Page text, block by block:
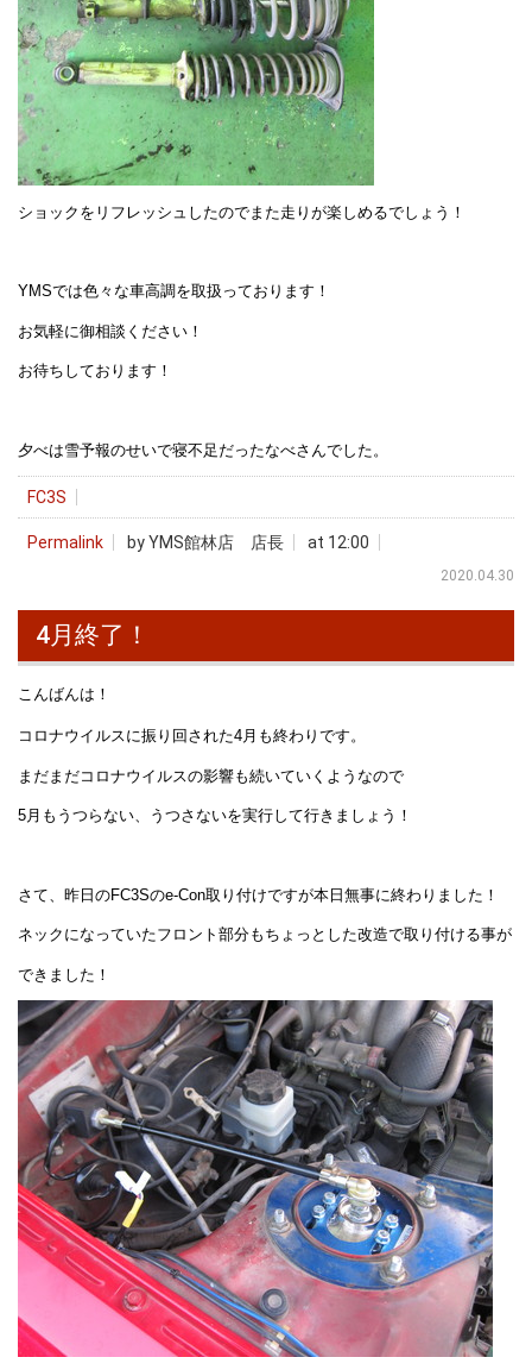
ショックをリフレッシュしたのでまた走りが楽しめるでしょう！
YMSでは色々な車高調を取扱っております！
お気軽に御相談ください！
お待ちしております！
夕べは雪予報のせいで寝不足だったなべさんでした。
FC3S
Permalink by YMS館林店 店長 at 12:00
2020.04.30
4月終了！
こんばんは！
コロナウイルスに振り回された4月も終わりです。
まだまだコロナウイルスの影響も続いていくようなので
5月もうつらない、うつさないを実行して行きましょう！
さて、昨日のFC3Sのe-Con取り付けですが本日無事に終わりました！
ネックになっていたフロント部分もちょっとした改造で取り付ける事が
できました！